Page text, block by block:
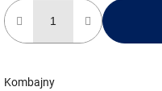
Kombajny